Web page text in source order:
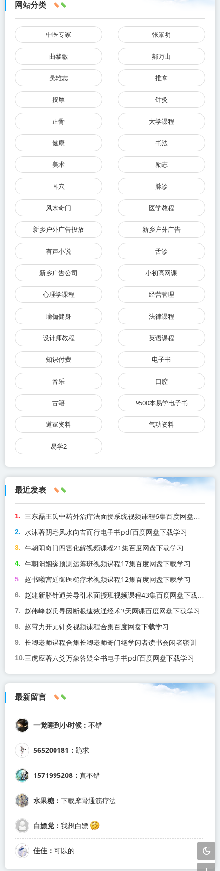
网站分类
中医专家 张景明
曲黎敏 郝万山
吴雄志 推拿
按摩 针灸
正骨 大学课程
健康 书法
美术 励志
耳穴 脉诊
风水奇门 医学教程
新乡户外广告投放 新乡户外广告
有声小说 舌诊
新乡广告公司 小初高网课
心理学课程 经营管理
瑜伽健身 法律课程
设计师教程 英语课程
知识付费 电子书
音乐 口腔
古籍 9500本易学电子书
道家资料 气功资料
易学2
最近发表
水沐著阴宅风水向吉而行电子书pdf百度网盘下载学习
牛朝阳奇门四害化解视频课程21集百度网盘下载学习
牛朝阳姻缘预测运筹班视频课程17集百度网盘下载学习
赵书曦宫廷御医槌疗术视频课程12集百度网盘下载学习
赵伟峰赵氏寻因断根速效通经术3天网课百度网盘下载学习
赵霄力开元针灸视频课程合集百度网盘下载学习
王虎应著六爻万象答疑全书电子书pdf百度网盘下载学习
最新留言
一觉睡到小时候： 不错
565200181： 跪求
1571995208： 真不错
水果糖： 下载摩骨通筋疗法
白嫖党： 我想白嫖
佳佳： 可以的